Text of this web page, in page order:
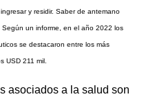
y residir. Saber de antemano
un informe, en el año 2022 los
se destacaron entre los más
USD 211 mil.
asociados a la salud son